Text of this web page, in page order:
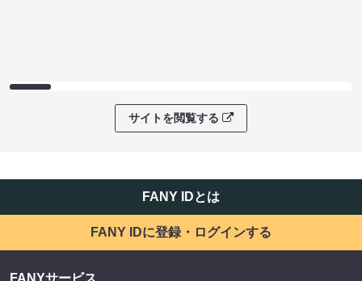
サイトを閲覧する
FANY IDとは
FANY IDに登録・ログインする
FANYサービス